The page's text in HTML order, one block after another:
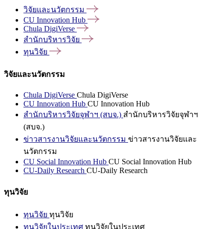
วิจัยและนวัตกรรม
CU Innovation Hub
Chula DigiVerse
สำนักบริหารวิจัย
ทุนวิจัย
วิจัยและนวัตกรรม
Chula DigiVerse Chula DigiVerse
CU Innovation Hub CU Innovation Hub
สำนักบริหารวิจัยจุฬาฯ (สบจ.) สำนักบริหารวิจัยจุฬาฯ
(สบจ.)
ข่าวสารงานวิจัยและนวัตกรรม ข่าวสารงานวิจัยและ
นวัตกรรม
CU Social Innovation Hub CU Social Innovation Hub
CU-Daily Research CU-Daily Research
ทุนวิจัย
ทุนวิจัย ทุนวิจัย
ทุนวิจัยในประเทศ ทุนวิจัยในประเทศ